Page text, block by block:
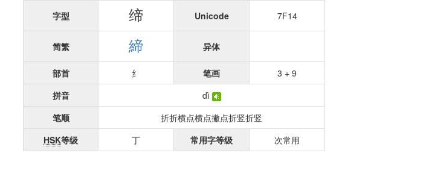
字型 缔 Unicode 7F14
简繁 締 异体
部首 纟 笔画
3 + 9
拼音
dì
笔顺
折折横点横点撇点折竖折竖
HSK等级 丁 常用字等级 次常用